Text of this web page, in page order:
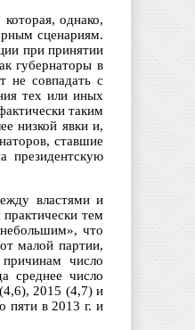
однако,
сценариям.
при принятии
губернаторы в
не совпадать с
тех или иных
таким
низкой явки и,
ставшие
президентскую
властями и
тем
что
малой партии,
число
среднее число
(4,6), 2015 (4,7) и
пяти в 2013 г. и